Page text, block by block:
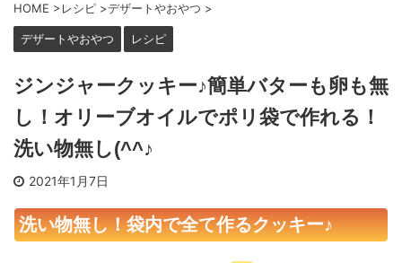
HOME >レシピ >デザートやおやつ >
デザートやおやつ レシピ
ジンジャークッキー♪簡単バターも卵も無
し！オリーブオイルでポリ袋で作れる！
洗い物無し(^^♪
2021年1月7日
洗い物無し！袋内で全て作るクッキー♪